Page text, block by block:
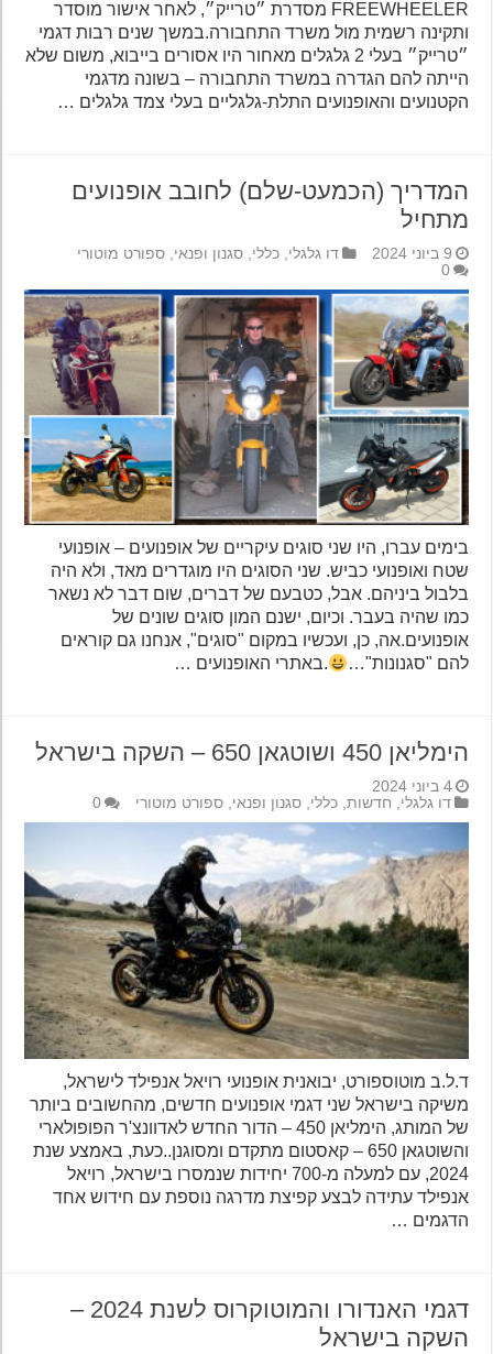
FREEWHEELER מסדרת ״טרייק״, לאחר אישור מוסדר
ותקינה רשמית מול משרד התחבורה.במשך שנים רבות דגמי
״טרייק״ בעלי 2 גלגלים מאחור היו אסורים בייבוא, משום שלא
הייתה להם הגדרה במשרד התחבורה – בשונה מדגמי
הקטנועים והאופנועים התלת-גלגליים בעלי צמד גלגלים …
המדריך (הכמעט-שלם) לחובב אופנועים
מתחיל
9 ביוני 2024 דו גלגלי,כללי,סגנון ופנאי,ספורט מוטורי
0
בימים עברו, היו שני סוגים עיקריים של אופנועים – אופנועי
שטח ואופנועי כביש. שני הסוגים היו מוגדרים מאד, ולא היה
בלבול ביניהם. אבל, כטבעם של דברים, שום דבר לא נשאר
כמו שהיה בעבר. וכיום, ישנם המון סוגים שונים של
אופנועים.אה, כן, ועכשיו במקום "סוגים", אנחנו גם קוראים
להם "סגנונות"…
.באתרי האופנועים …
הימליאן 450 ושוטגאן 650 – השקה בישראל
4 ביוני 2024
דו גלגלי,חדשות,כללי,סגנון ופנאי,ספורט מוטורי 0
ד.ל.ב מוטוספורט, יבואנית אופנועי רויאל אנפילד לישראל,
משיקה בישראל שני דגמי אופנועים חדשים, מהחשובים ביותר
של המותג, הימליאן 450 – הדור החדש לאדוונצ'ר הפופולארי
והשוטגאן 650 – קאסטום מתקדם ומסוגנן..כעת, באמצע שנת
2024, עם למעלה מ-700 יחידות שנמסרו בישראל, רויאל
אנפילד עתידה לבצע קפיצת מדרגה נוספת עם חידוש אחד
הדגמים …
דגמי האנדורו והמוטוקרוס לשנת 2024 –
השקה בישראל